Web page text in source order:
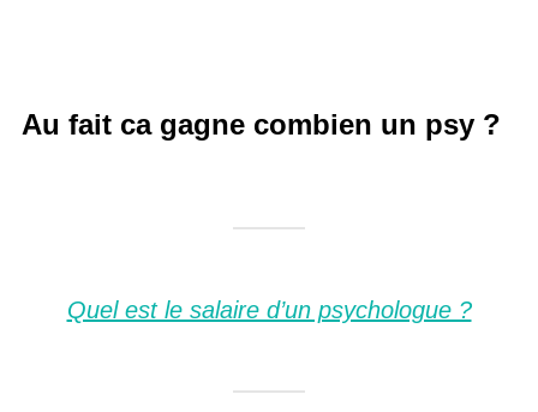
Au fait ca gagne combien un psy ?
Quel est le salaire d’un psychologue ?